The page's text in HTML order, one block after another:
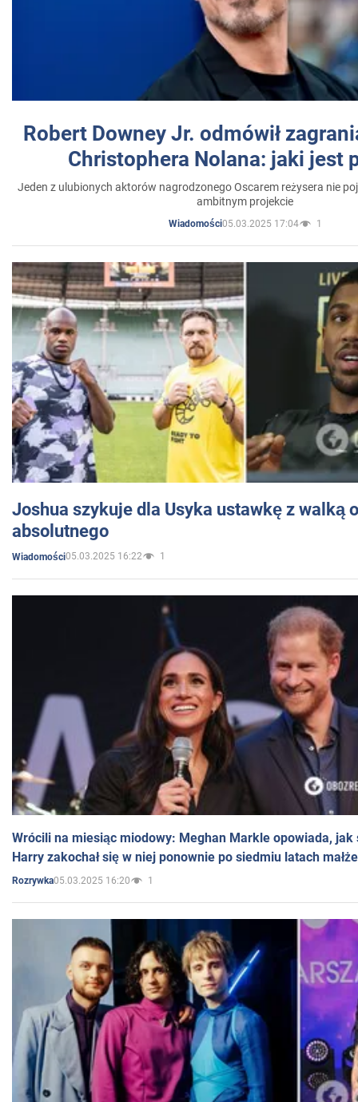
Robert Downey Jr. odmówił
Christophera Nolana: jaki jest
Jeden z ulubionych aktorów nagrodzonego Oscarem reżysera nie
ambitnym projekcie
Wiadomości05.03.2025 17:04 1
Joshua szykuje dla Usyka ustawkę z walką
absolutnego
Wiadomości05.03.2025 16:22 1
Wrócili na miesiąc miodowy: Meghan Markle opowiada, jak
Harry zakochał się w niej ponownie po siedmiu latach
Rozrywka05.03.2025 16:20 1